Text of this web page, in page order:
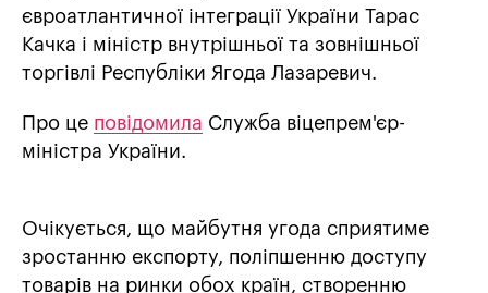
євроатлантичної інтеграції України Тарас
Качка і міністр внутрішньої та зовнішньої
торгівлі Республіки Ягода Лазаревич.
Про це повідомила Служба віцепрем'єр-
міністра України.
Очікується, що майбутня угода сприятиме
зростанню експорту, поліпшенню доступу
товарів на ринки обох країн, створенню